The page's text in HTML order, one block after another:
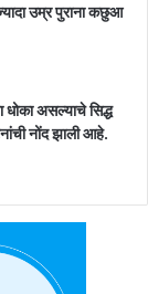
उम्र पुराना कछुआ
धोका असल्याचे सिद्ध
नोंद झाली आहे.